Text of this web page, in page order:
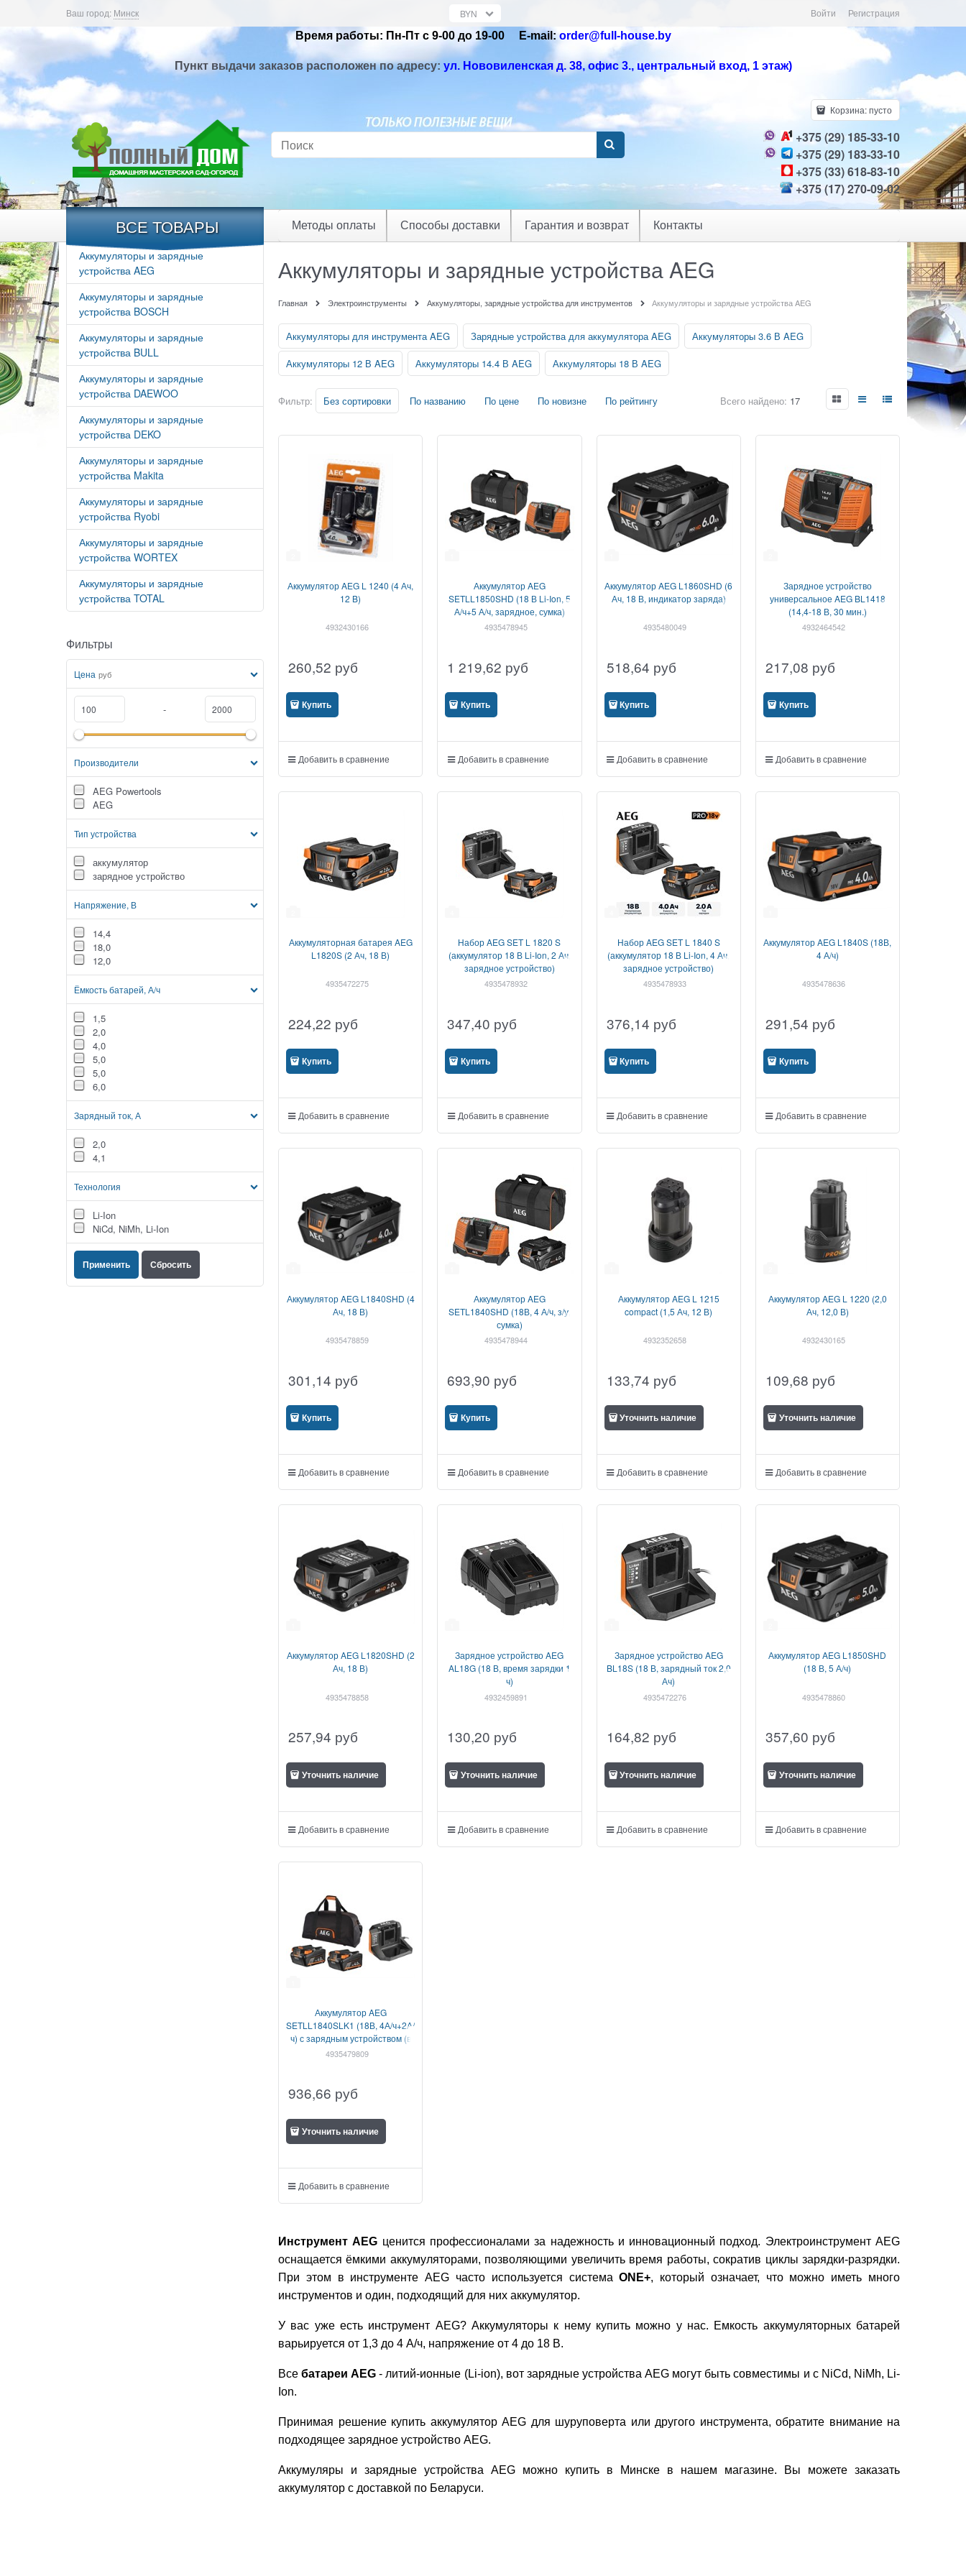
Ваш город: Минск Войти
Регистрация
Время работы: Пн-Пт с 9-00 до 19-00 Е-mail:order@full-house.by
Пункт выдачи заказов расположен по адресу: ул. Нововиленская д. 38, офис 3., центральный вход, 1 этаж)
Корзина:пусто
+375 (29) 185-33-10
+375 (29) 183-33-10
+375 (33) 618-83-10
+375 (17) 270-09-02
ВСЕ ТОВАРЫ Методы оплаты Способы доставки Гарантия и возврат Контакты
Аккумуляторы и зарядные
устройства AEG
Аккумуляторы и зарядные
устройства BOSCH
Аккумуляторы и зарядные
устройства BULL
Аккумуляторы и зарядные
устройства DAEWOO
Аккумуляторы и зарядные
устройства DEKO
Аккумуляторы и зарядные
устройства Makita
Аккумуляторы и зарядные
устройства Ryobi
Аккумуляторы и зарядные
устройства WORTEX
Аккумуляторы и зарядные
устройства TOTAL
Фильтры
Цена руб
-
Производители
AEG Powertools
AEG
Тип устройства
аккумулятор
зарядное устройство
Напряжение, В
14,4
18,0
12,0
Ёмкость батарей, А/ч
1,5
2,0
4,0
5,0
5,0
6,0
Зарядный ток, А
2,0
4,1
Технология
Li-Ion
NiCd, NiMh, Li-Ion
Аккумуляторы и зарядные устройства AEG
Главная Электроинструменты Аккумуляторы, зарядные устройства для инструментов Аккумуляторы и зарядные устройства AEG
Аккумуляторы для инструмента AEG Зарядные устройства для аккумулятора AEG
Аккумуляторы 3.6 В AEG
Аккумуляторы 12 В AEG
Аккумуляторы 14.4 В AEG Аккумуляторы 18 В AEG
Фильтр: Без сортировки По названию По цене По новизне По рейтингу Всего найдено: 17
Аккумулятор AEG L 1240 (4 Ач,
12 B)
4932430166
260,52 руб
Купить
Добавить в сравнение
Аккумулятор AEG
SETLL1850SHD (18 В Li-Ion, 5
А/ч+5 А/ч, зарядное, сумка)
4935478945
1 219,62 руб
Купить
Добавить в сравнение
Аккумулятор AEG L1860SHD (6
Ач, 18 В, индикатор заряда)
4935480049
518,64 руб
Купить
Добавить в сравнение
Зарядное устройство
универсальное AEG BL1418
(14,4-18 В, 30 мин.)
4932464542
217,08 руб
Купить
Добавить в сравнение
Аккумуляторная батарея AEG
L1820S (2 Ач, 18 В)
4935472275
224,22 руб
Купить
Добавить в сравнение
Набор AEG SET L 1820 S
(аккумулятор 18 В Li-Ion, 2 Ач,
зарядное устройство)
4935478932
347,40 руб
Купить
Добавить в сравнение
Набор AEG SET L 1840 S
(аккумулятор 18 В Li-Ion, 4 Ач,
зарядное устройство)
4935478933
376,14 руб
Купить
Добавить в сравнение
Аккумулятор AEG L1840S (18В,
4 А/ч)
4935478636
291,54 руб
Купить
Добавить в сравнение
Аккумулятор AEG L1840SHD (4
Ач, 18 В)
4935478859
301,14 руб
Купить
Добавить в сравнение
Аккумулятор AEG
SEТL1840SHD (18В, 4 А/ч, з/у,
сумка)
4935478944
693,90 руб
Купить
Добавить в сравнение
Аккумулятор AEG L 1215
compact (1,5 Ач, 12 В)
4932352658
133,74 руб
Уточнить наличие
Добавить в сравнение
Аккумулятор AEG L 1220 (2,0
Ач, 12,0 В)
4932430165
109,68 руб
Уточнить наличие
Добавить в сравнение
Аккумулятор AEG L1820SHD (2
Ач, 18 В)
4935478858
257,94 руб
Уточнить наличие
Добавить в сравнение
Зарядное устройство AEG
AL18G (18 В, время зарядки 1
ч)
4932459891
130,20 руб
Уточнить наличие
Добавить в сравнение
Зарядное устройство AEG
BL18S (18 В, зарядный ток 2,0
Ач)
4935472276
164,82 руб
Уточнить наличие
Добавить в сравнение
Аккумулятор AEG L1850SHD
(18 В, 5 А/ч)
4935478860
357,60 руб
Уточнить наличие
Добавить в сравнение
Аккумулятор AEG
SETLL1840SLK1 (18В, 4А/ч+2А/
ч) с зарядным устройством (в
сумке)
4935479809
936,66 руб
Уточнить наличие
Добавить в сравнение
Инструмент AEG ценится профессионалами за надежность и инновационный подход. Электроинструмент AEG
оснащается ёмкими аккумуляторами, позволяющими увеличить время работы, сократив циклы зарядки-разрядки.
При этом в инструменте AEG часто используется системаONE+, который означает, что можно иметь много
инструментов и один, подходящий для них аккумулятор.
У вас уже есть инструмент AEG? Аккумуляторы к нему купить можно у нас. Емкость аккумуляторных батарей
варьируется от 1,3 до 4 A/ч, напряжение от 4 до 18 В.
Все батареи AEG - литий-ионные (Li-ion), вот зарядные устройства АEG могут быть совместимы и с NiCd, NiMh, Li-
Ion.
Принимая решение купить аккумулятор AEG для шуруповерта или другого инструмента, обратите внимание на
подходящее зарядное устройство AEG.
Аккумуляры и зарядные устройства AEG можно купить в Минске в нашем магазине. Вы можете заказать
аккумулятор с доставкой по Беларуси.